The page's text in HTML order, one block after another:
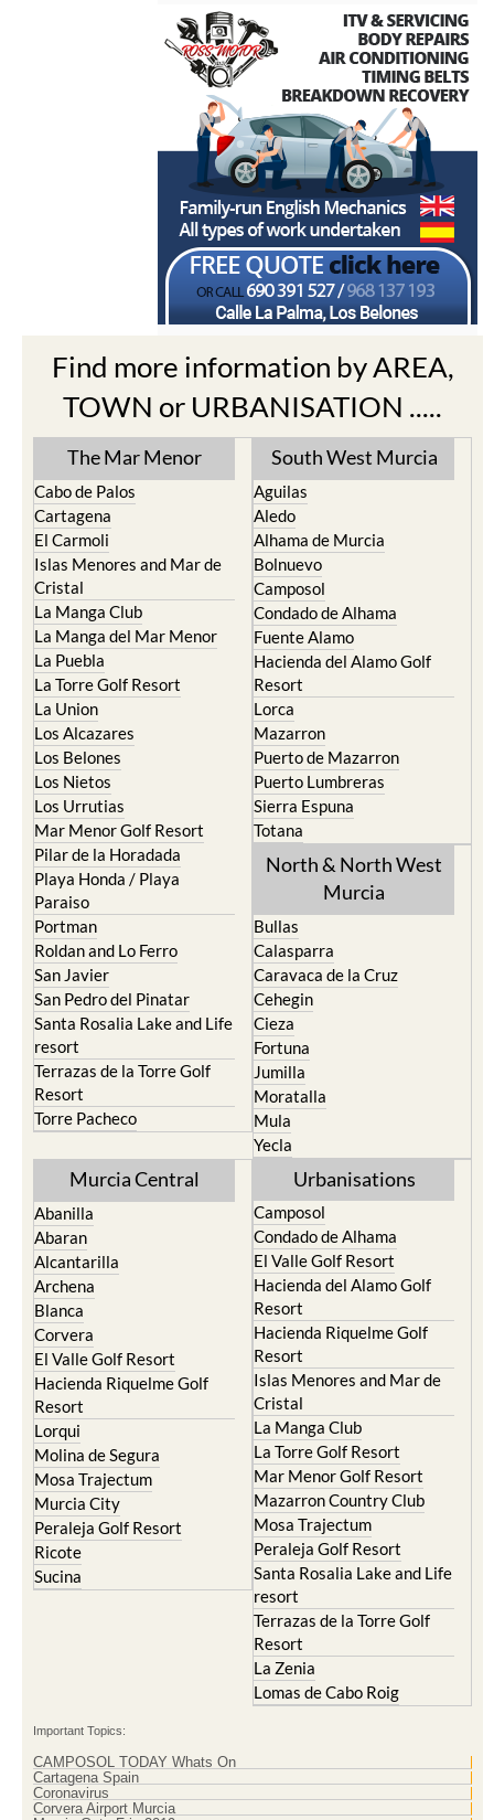
Find more information by AREA,
TOWN or URBANISATION .....
The Mar Menor
Cabo de Palos
Cartagena
El Carmoli
Islas Menores and Mar de
Cristal
La Manga Club
La Manga del Mar Menor
La Puebla
La Torre Golf Resort
La Union
Los Alcazares
Los Belones
Los Nietos
Los Urrutias
Mar Menor Golf Resort
Pilar de la Horadada
Playa Honda / Playa
Paraiso
Portman
Roldan and Lo Ferro
San Javier
San Pedro del Pinatar
Santa Rosalia Lake and Life
resort
Terrazas de la Torre Golf
Resort
Torre Pacheco
South West Murcia
Aguilas
Aledo
Alhama de Murcia
Bolnuevo
Camposol
Condado de Alhama
Fuente Alamo
Hacienda del Alamo Golf
Resort
Lorca
Mazarron
Puerto de Mazarron
Puerto Lumbreras
Sierra Espuna
Totana
North & North West
Murcia
Bullas
Calasparra
Caravaca de la Cruz
Cehegin
Cieza
Fortuna
Jumilla
Moratalla
Mula
Yecla
Murcia Central
Abanilla
Abaran
Alcantarilla
Archena
Blanca
Corvera
El Valle Golf Resort
Hacienda Riquelme Golf
Resort
Lorqui
Molina de Segura
Mosa Trajectum
Murcia City
Peraleja Golf Resort
Ricote
Sucina
Urbanisations
Camposol
Condado de Alhama
El Valle Golf Resort
Hacienda del Alamo Golf
Resort
Hacienda Riquelme Golf
Resort
Islas Menores and Mar de
Cristal
La Manga Club
La Torre Golf Resort
Mar Menor Golf Resort
Mazarron Country Club
Mosa Trajectum
Peraleja Golf Resort
Santa Rosalia Lake and Life
resort
Terrazas de la Torre Golf
Resort
La Zenia
Lomas de Cabo Roig
Important Topics:
CAMPOSOL TODAY Whats On
Cartagena Spain
Coronavirus
Corvera Airport Murcia